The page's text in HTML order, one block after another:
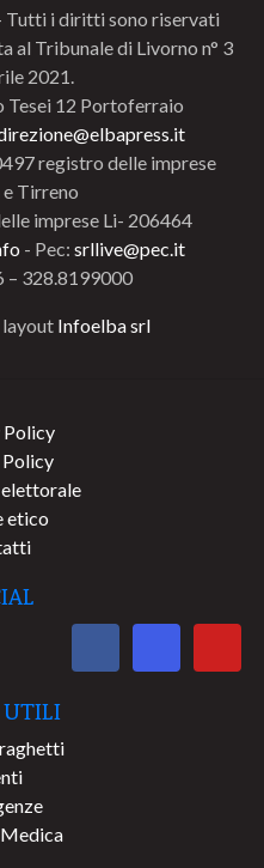
Tutti i diritti sono riservati
al Tribunale di Livorno n° 3
2021.
Tesei 12 Portoferraio
registro delle imprese
Tirreno
imprese Li- 206464
- Pec: srllive@pec.it
– 328.8199000
layout Infoelba srl
Policy
etico